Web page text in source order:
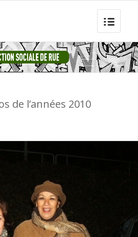
de l’années 2010